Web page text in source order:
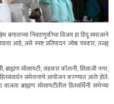
बंगालच्या निवडणुकीचा विजय हा हिंदू समाजाने
आहे, असे स्पष्ट प्रतिपादन ज्येष्ठ पत्रकार, तज्ज्ञ्
सोसायटी, सहकार कॉलनी, शिवाजी नगर,
हितसंवर्धन संमेलनाचे आयोजन करण्यात आले होते.
ब्राह्मण सोसायटीतील हितवर्धिनी सभेच्या